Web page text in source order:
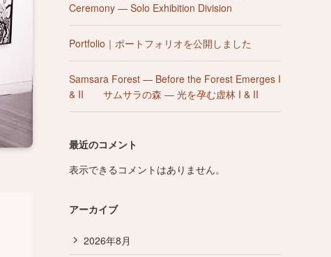
Ceremony — Solo Exhibition Division
Portfolio｜ポートフォリオを公開しました
Samsara Forest — Before the Forest Emerges I
& II サムサラの森 ― 光を孕む虚林 I & II
最近のコメント
表示できるコメントはありません。
アーカイブ
2026年8月